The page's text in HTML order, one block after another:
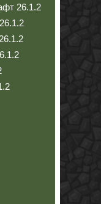
26.1.2